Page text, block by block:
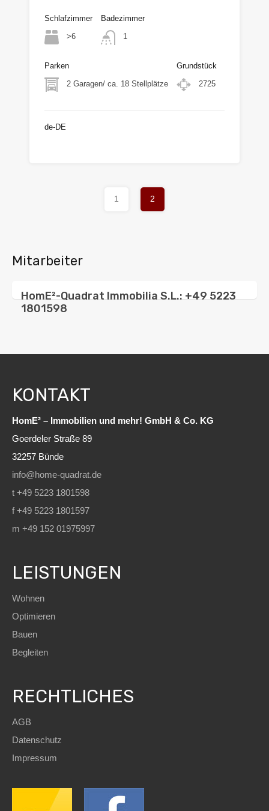
Schlafzimmer
>6
Badezimmer
1
Parken
2 Garagen/ ca. 18 Stellplätze
Grundstück
2725
de-DE
1 2
Mitarbeiter
HomE²-Quadrat Immobilia S.L.: +49 5223
1801598
KONTAKT
HomE² – Immobilien und mehr! GmbH & Co. KG
Goerdeler Straße 89
32257 Bünde
info@home-quadrat.de
t +49 5223 1801598
f +49 5223 1801597
m +49 152 01975997
LEISTUNGEN
Wohnen
Optimieren
Bauen
Begleiten
RECHTLICHES
AGB
Datenschutz
Impressum